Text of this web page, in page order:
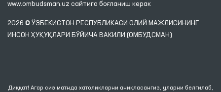
www.ombudsman.uz сайтига боғланиш керак
2026 © ЎЗБЕКИСТОН РЕСПУБЛИКАСИ ОЛИЙ МАЖЛИСИНИНГ
ИНСОН ҲУҚУҚЛАРИ БЎЙИЧА ВАКИЛИ (ОМБУДСМАН)
Диққат! Агар сиз матнда хатоликларни аниқласангиз, уларни белгилаб,